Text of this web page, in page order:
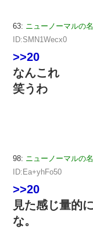
63: ニューノーマルの
ID:SMN1Wecx0
>>20
なんこれ
笑うわ
98: ニューノーマルの
ID:Ea+yhFo50
>>20
見た感じ量的
な。